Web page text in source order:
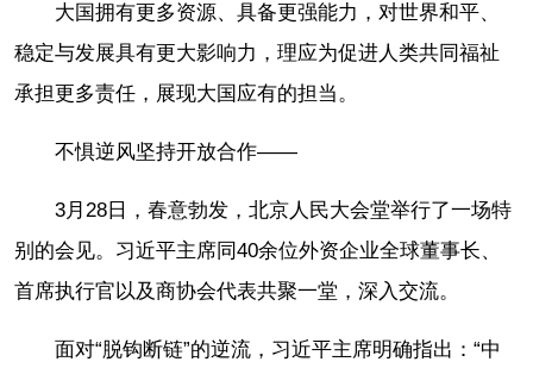
大国拥有更多资源、具备更强能力，对世界和平、
稳定与发展具有更大影响力，理应为促进人类共同福祉
承担更多责任，展现大国应有的担当。
不惧逆风坚持开放合作——
3月28日，春意勃发，北京人民大会堂举行了一场特
别的会见。习近平主席同40余位外资企业全球董事长、
首席执行官以及商协会代表共聚一堂，深入交流。
面对“脱钩断链”的逆流，习近平主席明确指出：“中